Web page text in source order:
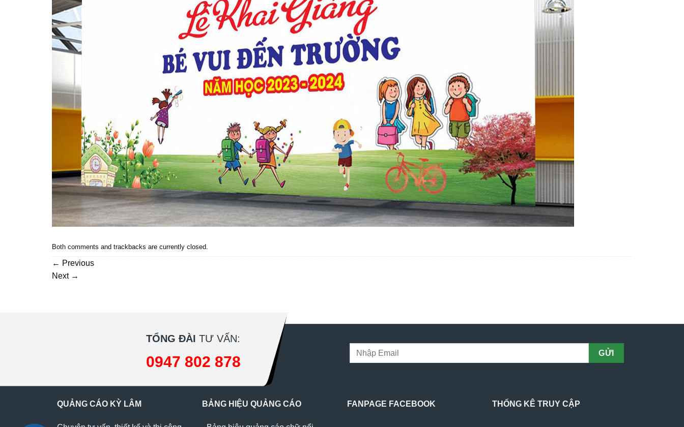
Both comments and trackbacks are currently closed.
← Previous
Next →
TỔNG ĐÀI TƯ VẤN:
0947 802 878
QUẢNG CÁO KỲ LÂM BẢNG HIỆU QUẢNG CÁO FANPAGE FACEBOOK THỐNG KÊ TRUY CẬP